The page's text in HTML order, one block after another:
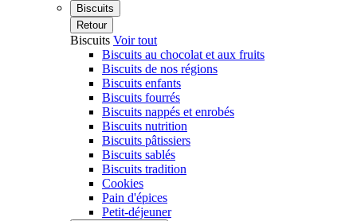
Biscuits
Retour
Biscuits Voir tout
Biscuits au chocolat et aux fruits
Biscuits de nos régions
Biscuits enfants
Biscuits fourrés
Biscuits nappés et enrobés
Biscuits nutrition
Biscuits pâtissiers
Biscuits sablés
Biscuits tradition
Cookies
Pain d'épices
Petit-déjeuner